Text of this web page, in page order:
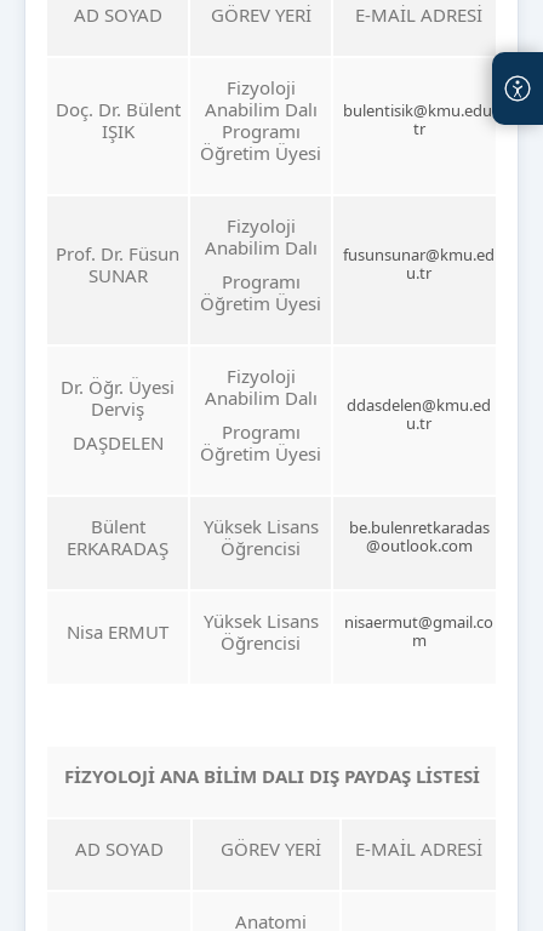
AD SOYAD GÖREV YERİ E-MAİL ADRESİ
Doç. Dr. Bülent
IŞIK
Fizyoloji
Anabilim Dalı
Programı
Öğretim Üyesi
bulentisik@kmu.edu.
tr
Prof. Dr. Füsun
SUNAR
Fizyoloji
Anabilim Dalı
Programı
Öğretim Üyesi
fusunsunar@kmu.ed
u.tr
Dr. Öğr. Üyesi
Derviş
DAŞDELEN
Fizyoloji
Anabilim Dalı
Programı
Öğretim Üyesi
ddasdelen@kmu.ed
u.tr
Bülent
ERKARADAŞ
Yüksek Lisans
Öğrencisi
be.bulenretkaradas
@outlook.com
Nisa ERMUT
Yüksek Lisans
Öğrencisi
nisaermut@gmail.co
m
FİZYOLOJİ ANA BİLİM DALI DIŞ PAYDAŞ LİSTESİ
AD SOYAD GÖREV YERİ E-MAİL ADRESİ
Anatomi